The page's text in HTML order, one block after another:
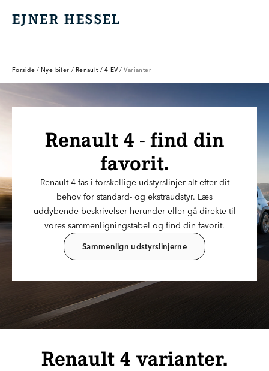
EJNER HESSEL
EJNER HESSEL
Forside / Nye biler / Renault / 4 EV / Varianter
Renault 4 - find din
favorit.
Renault 4 fås i forskellige udstyrslinjer alt efter dit
behov for standard- og ekstraudstyr. Læs
uddybende beskrivelser herunder eller gå direkte til
vores sammenligningstabel og find din favorit.
Sammenlign udstyrslinjerne
Renault 4 varianter.